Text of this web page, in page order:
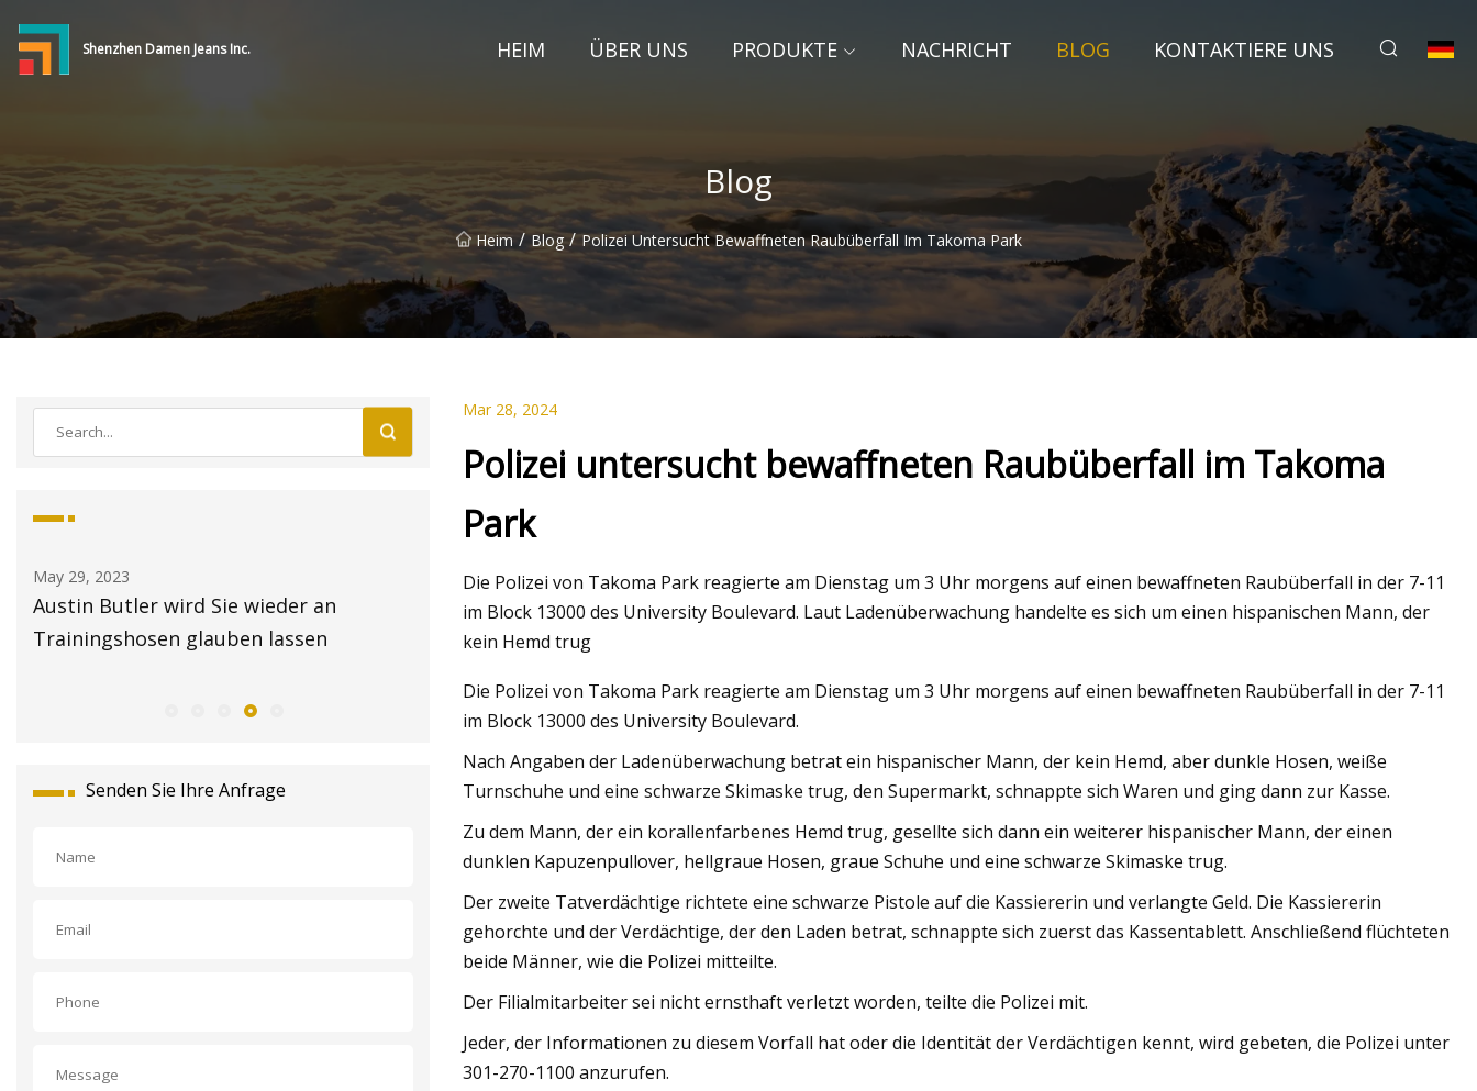
Shenzhen Damen Jeans Inc. HEIM ÜBER UNS PRODUKTE NACHRICHT BLOG KONTAKTIERE UNS
Blog
Heim / Blog / Polizei Untersucht Bewaffneten Raubüberfall Im Takoma Park
May 29, 2023
Austin Butler wird Sie wieder an
Trainingshosen glauben lassen
May 30, 2023
Die besten Herren-Yogahosen für
bequemes Üben
May 26, 2023
Tom Kim Hose: Hoch
Senden Sie Ihre Anfrage
Mar 28, 2024
Polizei untersucht bewaffneten Raubüberfall im Takoma
Park
Die Polizei von Takoma Park reagierte am Dienstag um 3 Uhr morgens auf einen bewaffneten Raubüberfall in der 7-11
im Block 13000 des University Boulevard. Laut Ladenüberwachung handelte es sich um einen hispanischen Mann, der
kein Hemd trug
Die Polizei von Takoma Park reagierte am Dienstag um 3 Uhr morgens auf einen bewaffneten Raubüberfall in der 7-11
im Block 13000 des University Boulevard.
Nach Angaben der Ladenüberwachung betrat ein hispanischer Mann, der kein Hemd, aber dunkle Hosen, weiße
Turnschuhe und eine schwarze Skimaske trug, den Supermarkt, schnappte sich Waren und ging dann zur Kasse.
Zu dem Mann, der ein korallenfarbenes Hemd trug, gesellte sich dann ein weiterer hispanischer Mann, der einen
dunklen Kapuzenpullover, hellgraue Hosen, graue Schuhe und eine schwarze Skimaske trug.
Der zweite Tatverdächtige richtete eine schwarze Pistole auf die Kassiererin und verlangte Geld. Die Kassiererin
gehorchte und der Verdächtige, der den Laden betrat, schnappte sich zuerst das Kassentablett. Anschließend flüchteten
beide Männer, wie die Polizei mitteilte.
Der Filialmitarbeiter sei nicht ernsthaft verletzt worden, teilte die Polizei mit.
Jeder, der Informationen zu diesem Vorfall hat oder die Identität der Verdächtigen kennt, wird gebeten, die Polizei unter
301-270-1100 anzurufen.